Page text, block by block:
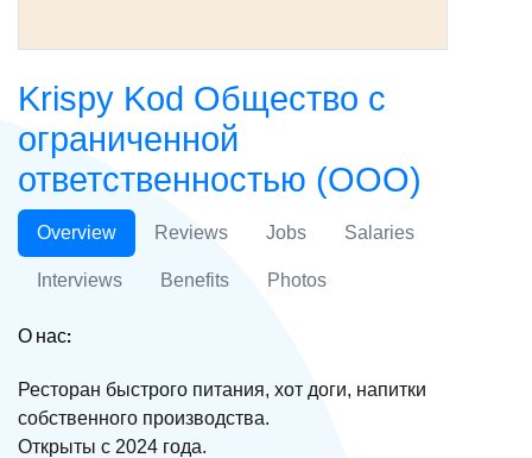
Krispy Kod Общество с
ограниченной
ответственностью (ООО)
Overview Reviews Jobs Salaries
Interviews Benefits Photos
О нас:
Ресторан быстрого питания, хот доги, напитки
собственного производства.
Открыты с 2024 года.